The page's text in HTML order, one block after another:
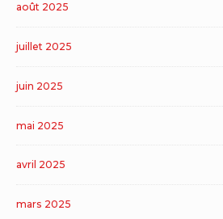
août 2025
juillet 2025
juin 2025
mai 2025
avril 2025
mars 2025